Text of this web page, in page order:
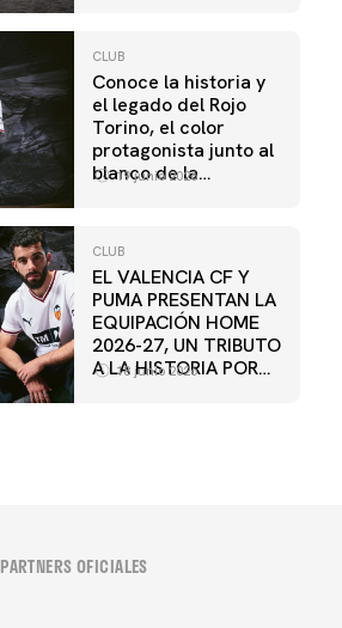
CLUB
Conoce la historia y
el legado del Rojo
Torino, el color
protagonista junto al
blanco de la
19 junio 2026
CLUB
EL VALENCIA CF Y
PUMA PRESENTAN LA
EQUIPACIÓN HOME
2026-27, UN TRIBUTO
A LA HISTORIA POR
18 junio 2026
PARTNERS OFICIALES